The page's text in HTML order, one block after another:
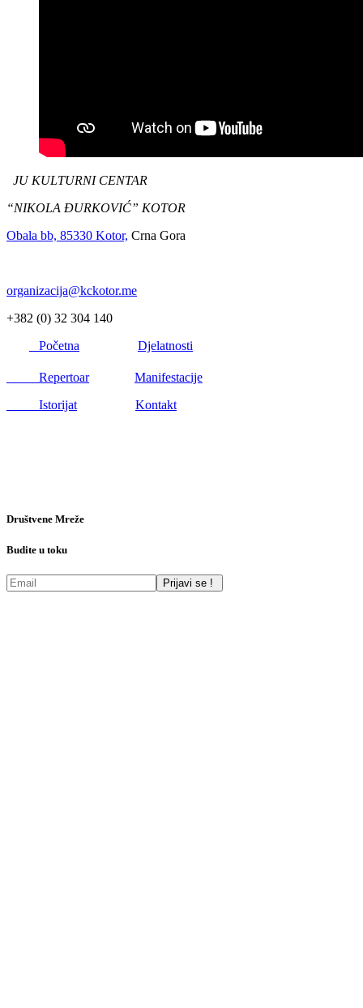
JU KULTURNI CENTAR
“NIKOLA ĐURKOVIĆ” KOTOR
Obala bb, 85330 Kotor, Crna Gora
organizacija@kckotor.me
+382 (0) 32 304 140
Početna
Djelatnosti
Repertoar
Manifestacije
Istorijat
Kontakt
Društvene Mreže
Budite u toku